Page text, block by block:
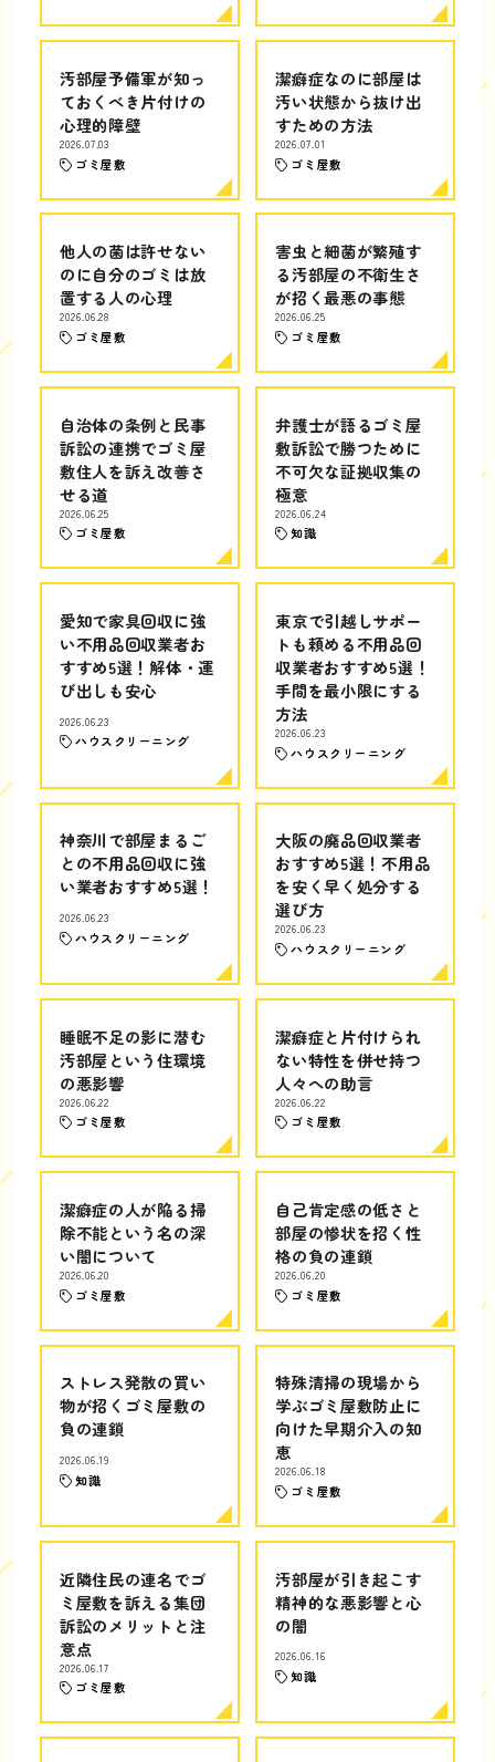
汚部屋予備軍が知っ
ておくべき片付けの
心理的障壁
2026.07.03
ゴミ屋敷
潔癖症なのに部屋は
汚い状態から抜け出
すための方法
2026.07.01
ゴミ屋敷
他人の菌は許せない
のに自分のゴミは放
置する人の心理
2026.06.28
ゴミ屋敷
害虫と細菌が繁殖す
る汚部屋の不衛生さ
が招く最悪の事態
2026.06.25
ゴミ屋敷
自治体の条例と民事
訴訟の連携でゴミ屋
敷住人を訴え改善さ
せる道
2026.06.25
ゴミ屋敷
弁護士が語るゴミ屋
敷訴訟で勝つために
不可欠な証拠収集の
極意
2026.06.24
知識
愛知で家具回収に強
い不用品回収業者お
すすめ5選！解体・運
び出しも安心
2026.06.23
ハウスクリーニング
東京で引越しサポー
トも頼める不用品回
収業者おすすめ5選！
手間を最小限にする
方法
2026.06.23
ハウスクリーニング
神奈川で部屋まるご
との不用品回収に強
い業者おすすめ5選！
2026.06.23
ハウスクリーニング
大阪の廃品回収業者
おすすめ5選！不用品
を安く早く処分する
選び方
2026.06.23
ハウスクリーニング
睡眠不足の影に潜む
汚部屋という住環境
の悪影響
2026.06.22
ゴミ屋敷
潔癖症と片付けられ
ない特性を併せ持つ
人々への助言
2026.06.22
ゴミ屋敷
潔癖症の人が陥る掃
除不能という名の深
い闇について
2026.06.20
ゴミ屋敷
自己肯定感の低さと
部屋の惨状を招く性
格の負の連鎖
2026.06.20
ゴミ屋敷
ストレス発散の買い
物が招くゴミ屋敷の
負の連鎖
2026.06.19
知識
特殊清掃の現場から
学ぶゴミ屋敷防止に
向けた早期介入の知
恵
2026.06.18
ゴミ屋敷
近隣住民の連名でゴ
ミ屋敷を訴える集団
訴訟のメリットと注
意点
2026.06.17
ゴミ屋敷
汚部屋が引き起こす
精神的な悪影響と心
の闇
2026.06.16
知識